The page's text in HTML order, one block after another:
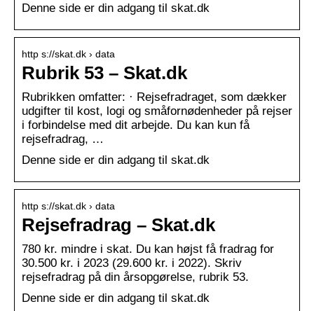
Denne side er din adgang til skat.dk
http s://skat.dk › data
Rubrik 53 – Skat.dk
Rubrikken omfatter: · Rejsefradraget, som dækker
udgifter til kost, logi og småfornødenheder på rejser
i forbindelse med dit arbejde. Du kan kun få
rejsefradrag, …
Denne side er din adgang til skat.dk
http s://skat.dk › data
Rejsefradrag – Skat.dk
780 kr. mindre i skat. Du kan højst få fradrag for
30.500 kr. i 2023 (29.600 kr. i 2022). Skriv
rejsefradrag på din årsopgørelse, rubrik 53.
Denne side er din adgang til skat.dk